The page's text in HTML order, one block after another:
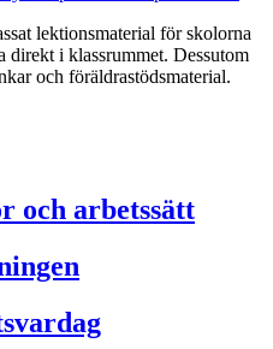
lektionsmaterial för skolorna
direkt i klassrummet. Dessutom
och föräldrastödsmaterial.
och arbetssätt